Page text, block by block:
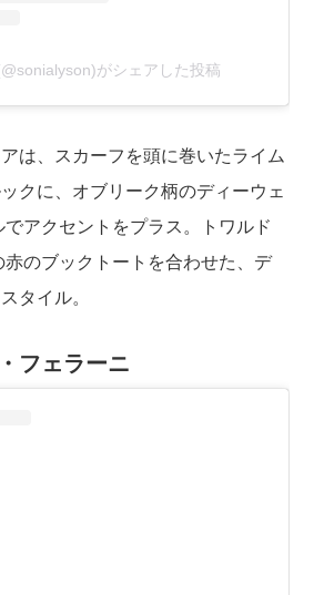
がシェアした投稿
は、スカーフを頭に巻いたライム
クに、オブリーク柄のディーウェ
アクセントをプラス。トワルド
赤のブックトートを合わせた、デ
タイル。
フェラーニ